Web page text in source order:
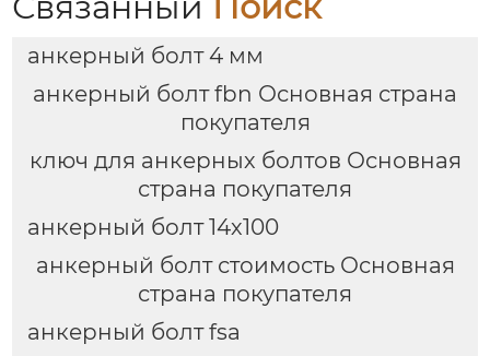
анкерный болт 4 мм
анкерный болт fbn Основная страна
покупателя
ключ для анкерных болтов Основная
страна покупателя
анкерный болт 14х100
анкерный болт стоимость Основная
страна покупателя
анкерный болт fsa